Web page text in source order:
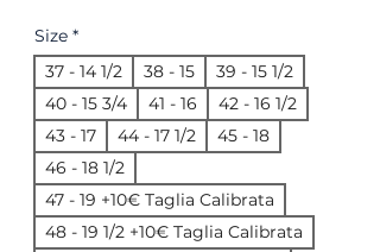
Size *
37 - 14 1/2
38 - 15
39 - 15 1/2
40 - 15 3/4
41 - 16
42 - 16 1/2
43 - 17
44 - 17 1/2
45 - 18
46 - 18 1/2
47 - 19 +10€ Taglia Calibrata
48 - 19 1/2 +10€ Taglia Calibrata